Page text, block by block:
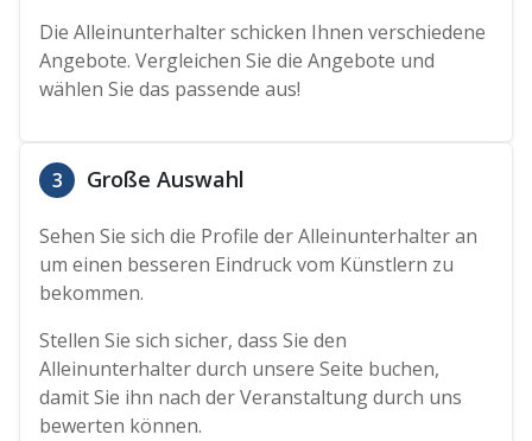
Die Alleinunterhalter schicken Ihnen verschiedene
Angebote. Vergleichen Sie die Angebote und
wählen Sie das passende aus!
3 Große Auswahl
Sehen Sie sich die Profile der Alleinunterhalter an
um einen besseren Eindruck vom Künstlern zu
bekommen.
Stellen Sie sich sicher, dass Sie den
Alleinunterhalter durch unsere Seite buchen,
damit Sie ihn nach der Veranstaltung durch uns
bewerten können.